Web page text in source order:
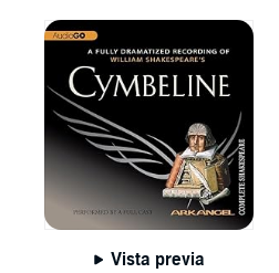
Vista previa